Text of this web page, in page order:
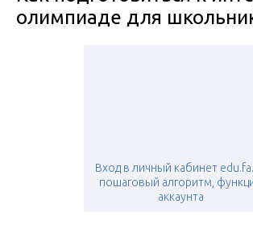
олимпиаде для
Вход в личный кабинет
пошаговый алгоритм,
аккаунта